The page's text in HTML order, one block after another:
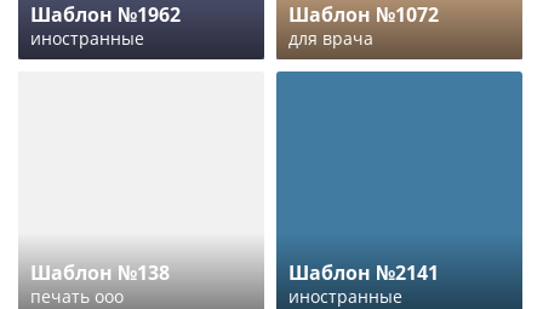
Шаблон №1962
иностранные
Шаблон №1072
для врача
Шаблон №138
печать ооо
Шаблон №2141
иностранные